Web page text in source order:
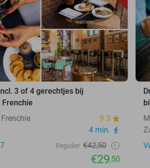
3 of 4 gerechtjes bij
Frenchie
9.3
4 min.
Regulier €42,50
€29,50